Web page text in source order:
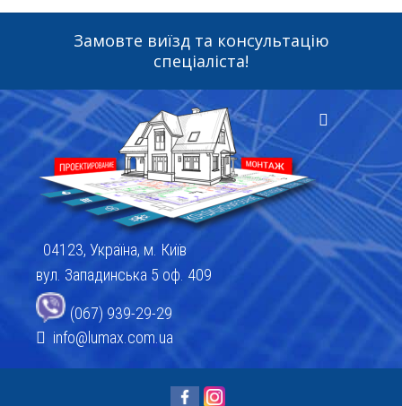
Замовте виїзд та консультацію
спеціаліста!
04123, Україна, м. Київ
вул. Западинська 5 оф. 409
(067) 939-29-29
info@lumax.com.ua